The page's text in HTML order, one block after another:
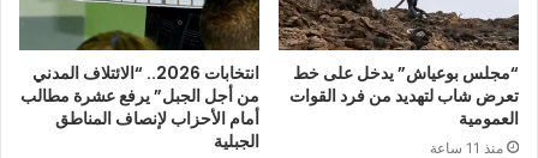
“مجلس بوعياش” يدخل على خط
تعرض شاب لتهديد من فرد القوات
العمومية
منذ 11 ساعة
انتخابات 2026.. “الائتلاف المدني
من أجل الجبل” يرفع عشرة مطالب
أمام الأحزاب لإنصاف المناطق
الجبلية